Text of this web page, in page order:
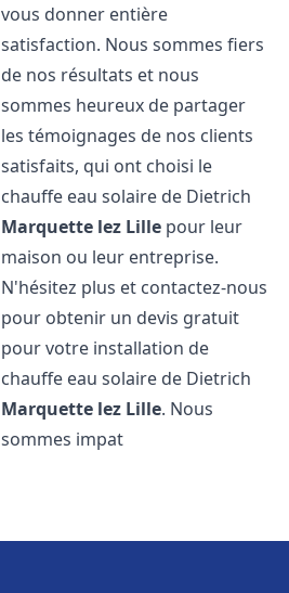
vous donner entière
satisfaction. Nous sommes fiers
de nos résultats et nous
sommes heureux de partager
les témoignages de nos clients
satisfaits, qui ont choisi le
chauffe eau solaire de Dietrich
Marquette lez Lille pour leur
maison ou leur entreprise.
N'hésitez plus et contactez-nous
pour obtenir un devis gratuit
pour votre installation de
chauffe eau solaire de Dietrich
Marquette lez Lille. Nous
sommes impat